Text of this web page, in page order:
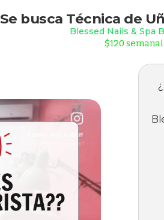
Se busca Técnica de
Blessed Nails & Spa
$120 semanal